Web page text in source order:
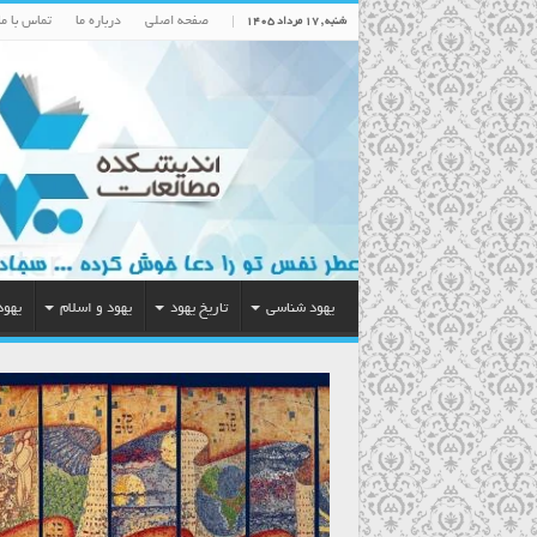
شنبه , ۱۷ مرداد ۱۴۰۵ صفحه اصلی درباره ما تماس با
یهود شناسی تاریخ یهود یهود و اسلام